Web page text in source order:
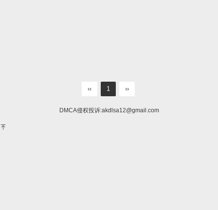
‹‹ 1 ››
DMCA侵权投诉:akdlsa12@gmail.com